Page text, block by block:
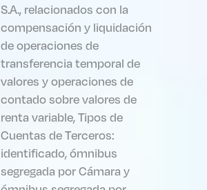
S.A., relacionados con la
compensación y liquidación
de operaciones de
transferencia temporal de
valores y operaciones de
contado sobre valores de
renta variable, Tipos de
Cuentas de Terceros:
identificado, ómnibus
segregada por Cámara y